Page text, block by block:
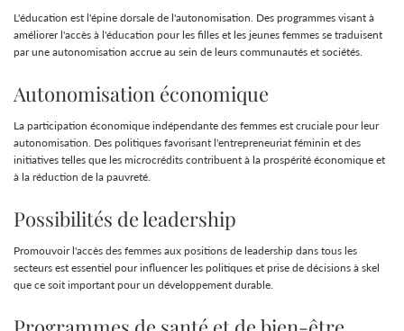
L'éducation est l'épine dorsale de l'autonomisation. Des programmes visant à
améliorer l'accès à l'éducation pour les filles et les jeunes femmes se traduisent
par une autonomisation accrue au sein de leurs communautés et sociétés.
Autonomisation économique
La participation économique indépendante des femmes est cruciale pour leur
autonomisation. Des politiques favorisant l'entrepreneuriat féminin et des
initiatives telles que les microcrédits contribuent à la prospérité économique et
à la réduction de la pauvreté.
Possibilités de leadership
Promouvoir l'accès des femmes aux positions de leadership dans tous les
secteurs est essentiel pour influencer les politiques et prise de décisions à skel
que ce soit important pour un développement durable.